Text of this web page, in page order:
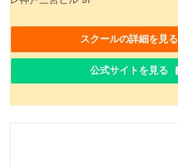
スクールの詳細を見る
公式サイトを見る